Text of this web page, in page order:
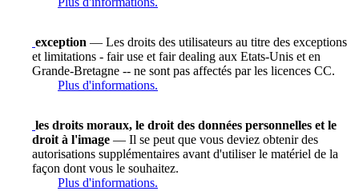
exception — Les droits des utilisateurs au titre des exceptions
et limitations - fair use et fair dealing aux Etats-Unis et en
Grande-Bretagne -- ne sont pas affectés par les licences CC.
Plus d'informations.
les droits moraux, le droit des données personnelles et le
droit à l'image — Il se peut que vous deviez obtenir des
autorisations supplémentaires avant d'utiliser le matériel de la
façon dont vous le souhaitez.
Plus d'informations.